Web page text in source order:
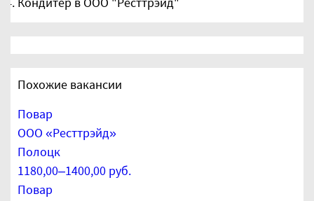
Похожие вакансии
Повар
ООО «Ресттрэйд»
Полоцк
1180,00–1400,00 руб.
Повар